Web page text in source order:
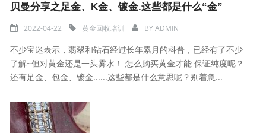
贝曼分享之足金、K金、镀金.这些都是什么“金”
2022-04-22 黄金回收培训 BYADMIN
不少宝迷表示，翡翠和钻石经过长年累月的科普，已经有了不少
了解~但对黄金还是一头雾水！ 怎么购买黄金才能 保证纯度呢？
还有足金、包金、镀金......这些都是什么意思呢？别着急...